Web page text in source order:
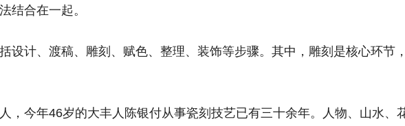
结合在一起。
计、渡稿、雕刻、赋色、整理、装饰等步骤。其中，雕刻是核心环节
今年46岁的大丰人陈银付从事瓷刻技艺已有三十余年。人物、山水